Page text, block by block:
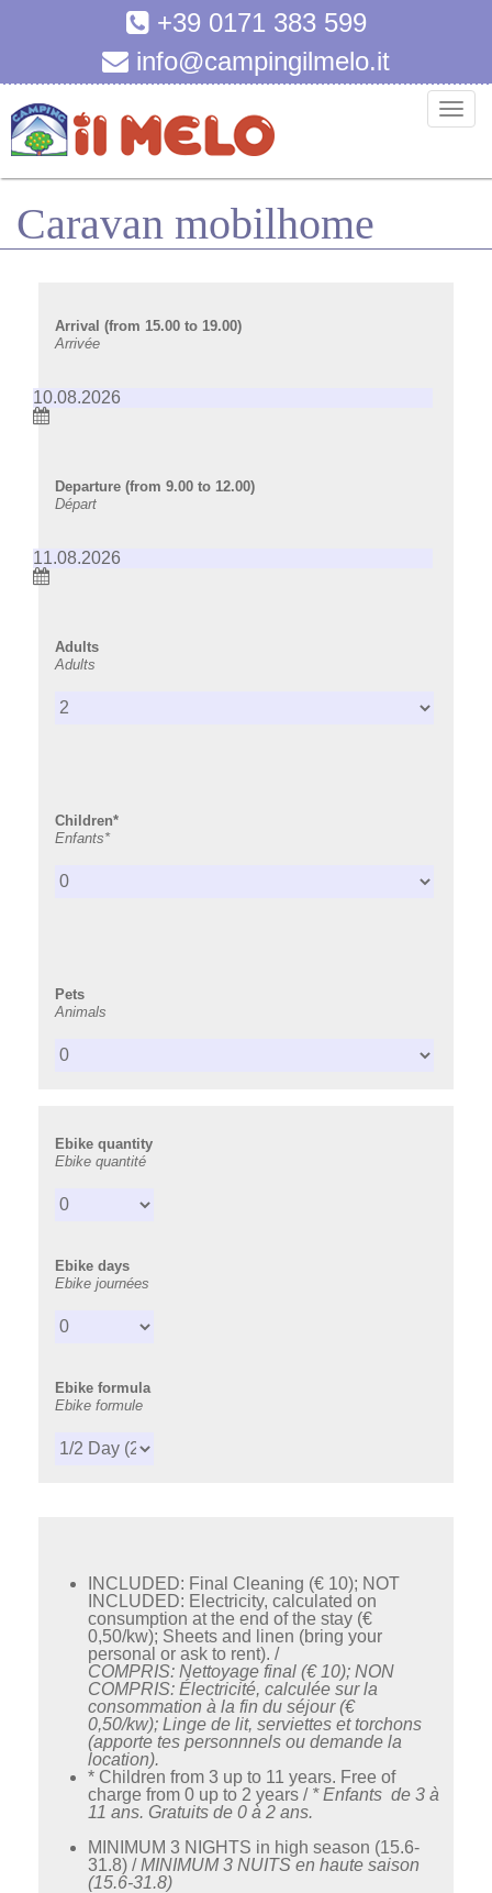
T
e
+39 0171 383 599
info@campingilmelo.it
Caravan mobilhome
Arrival (from 15.00 to 19.00)
Arrivée
Departure (from 9.00 to 12.00)
Départ
Adults
Adults
Children*
Enfants*
Pets
Animals
Ebike quantity
Ebike quantité
Ebike days
Ebike journées
Ebike formula
Ebike formule
INCLUDED: Final Cleaning (€ 10); NOT
INCLUDED: Electricity, calculated on
consumption at the end of the stay (€
0,50/kw); Sheets and linen (bring your
personal or ask to rent). /
COMPRIS: Nettoyage final (€ 10); NON
COMPRIS: Électricité, calculée sur la
consommation à la fin du séjour(€
0,50/kw); Linge de lit, serviettes et torchons
(apporte tes personnnels ou demande la
location).
* Children from 3 up to 11 years. Free of
charge from 0 up to 2 years / * Enfants de 3 à
11 ans. Gratuits de 0 à 2 ans.
MINIMUM 3 NIGHTS in high season (15.6-
31.8) /MINIMUM 3 NUITS en haute saison
(15.6-31.8)